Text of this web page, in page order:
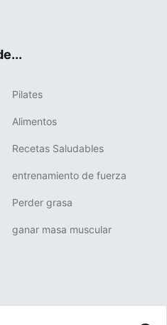
Pilates
Alimentos
Recetas Saludables
entrenamiento de fuerza
Perder grasa
ganar masa muscular